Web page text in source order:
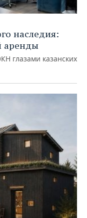
наследия:
аренды
глазами казанских